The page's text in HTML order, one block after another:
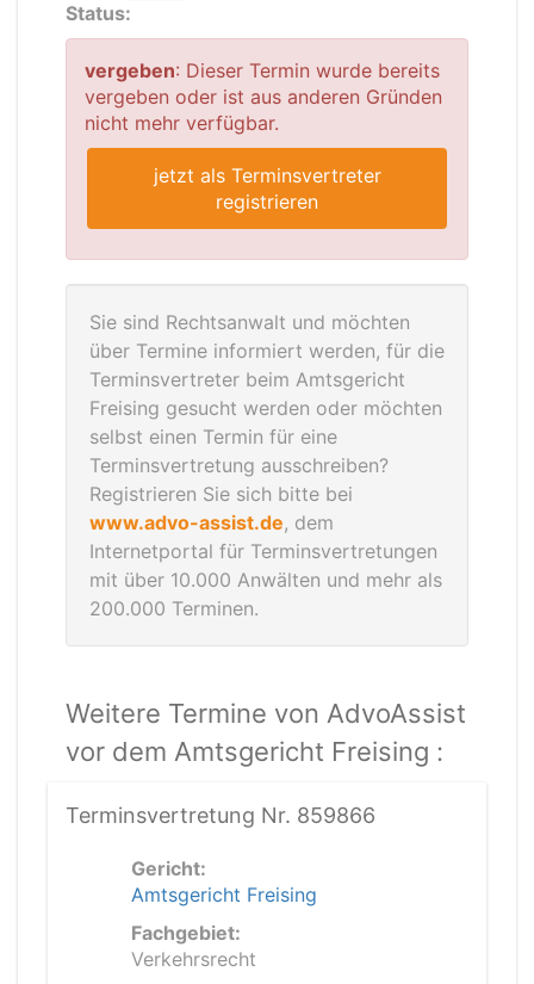
Status:
vergeben: Dieser Termin wurde bereits
vergeben oder ist aus anderen Gründen
nicht mehr verfügbar.
jetzt als Terminsvertreter
registrieren
Sie sind Rechtsanwalt und möchten
über Termine informiert werden, für die
Terminsvertreter beim Amtsgericht
Freising gesucht werden oder möchten
selbst einen Termin für eine
Terminsvertretung ausschreiben?
Registrieren Sie sich bitte bei
www.advo-assist.de, dem
Internetportal für Terminsvertretungen
mit über 10.000 Anwälten und mehr als
200.000 Terminen.
Weitere Termine von AdvoAssist
vor dem Amtsgericht Freising :
Terminsvertretung Nr. 859866
Gericht:
Amtsgericht Freising
Fachgebiet:
Verkehrsrecht